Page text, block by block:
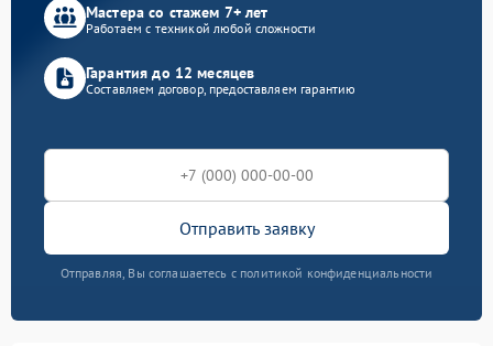
Мастера со стажем 7+ лет
Работаем с техникой любой сложности
Гарантия до 12 месяцев
Составляем договор, предоставляем гарантию
Отправить заявку
Отправляя, Вы соглашаетесь с политикой конфиденциальности